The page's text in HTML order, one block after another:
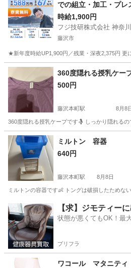
よろしくお願いしますでの組立・加工・プレ
時給1,900円
フジ技研株式会社 神奈
藤沢市
★新年度時給UP1,900円／残業・深夜2,375円
神奈川 藤沢市 その他
360度隠れる授乳ケー
500円
藤沢本町駅 8月8
360度隠れる授乳ケープです🤱 しっかり隠れる
神奈川 藤沢市 藤沢本町駅
ミルトン 容器
640円
藤沢本町駅 8月8日
ミルトンの容器です👶 トングは破損したためな
神奈川 藤沢市 藤沢本町駅 ベビー
【求】ジモティー
状態が悪くてもOK！最
プリフラ
ワコール マタニテ